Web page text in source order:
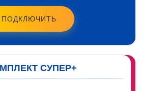
ПОДКЛЮЧИТЬ
СУПЕР+